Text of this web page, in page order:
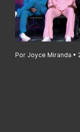
Por Joyce Miranda •